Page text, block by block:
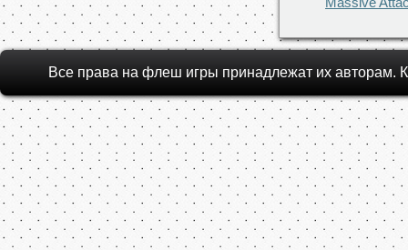
The Attack
Massive
Все права на флеш игры принадлежат их